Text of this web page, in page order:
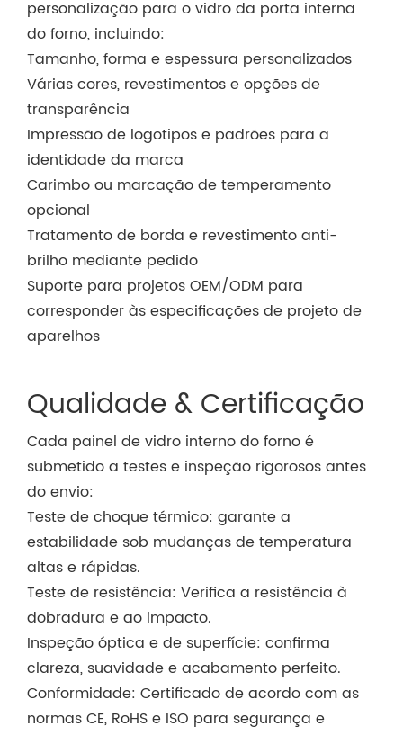
personalização para o vidro da porta interna
do forno, incluindo:
Tamanho, forma e espessura personalizados
Várias cores, revestimentos e opções de
transparência
Impressão de logotipos e padrões para a
identidade da marca
Carimbo ou marcação de temperamento
opcional
Tratamento de borda e revestimento anti-
brilho mediante pedido
Suporte para projetos OEM/ODM para
corresponder às especificações de projeto de
aparelhos
Qualidade & Certificação
Cada painel de vidro interno do forno é
submetido a testes e inspeção rigorosos antes
do envio:
Teste de choque térmico: garante a
estabilidade sob mudanças de temperatura
altas e rápidas.
Teste de resistência: Verifica a resistência à
dobradura e ao impacto.
Inspeção óptica e de superfície: confirma
clareza, suavidade e acabamento perfeito.
Conformidade: Certificado de acordo com as
normas CE, RoHS e ISO para segurança e